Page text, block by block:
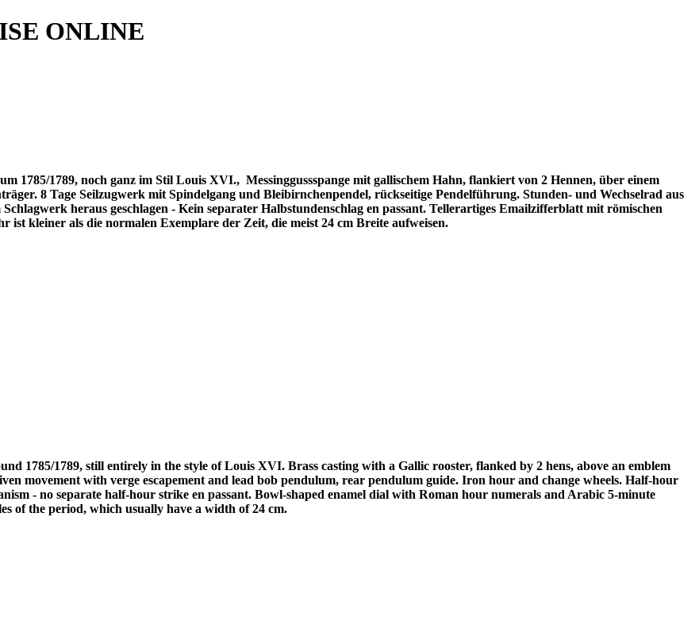
ONLINE
1785/1789, noch ganz im Stil Louis XVI., Messinggussspange mit gallischem Hahn, flankiert von 2 Hennen, über einem
8 Tage Seilzugwerk mit Spindelgang und Bleibirnchenpendel, rückseitige Pendelführung. Stunden- und Wechselrad aus
heraus geschlagen - Kein separater Halbstundenschlag en passant. Tellerartiges Emailzifferblatt mit römischen
ist kleiner als die normalen Exemplare der Zeit, die meist 24 cm Breite aufweisen.
1785/1789, still entirely in the style of Louis XVI. Brass casting with a Gallic rooster, flanked by 2 hens, above an emblem
movement with verge escapement and lead bob pendulum, rear pendulum guide. Iron hour and change wheels. Half-hour
- no separate half-hour strike en passant. Bowl-shaped enamel dial with Roman hour numerals and Arabic 5-minute
of the period, which usually have a width of 24 cm.